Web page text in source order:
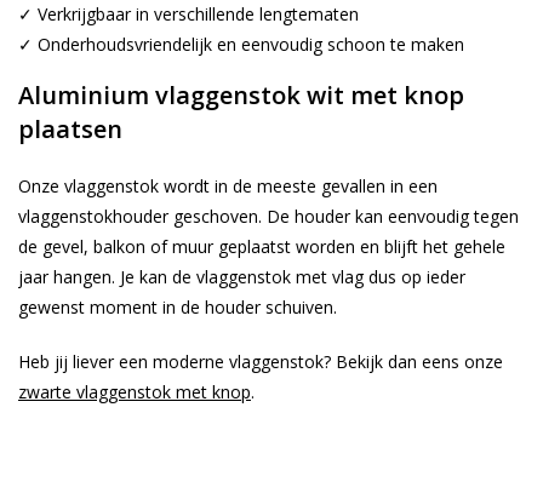
✓ Verkrijgbaar in verschillende lengtematen
✓ Onderhoudsvriendelijk en eenvoudig schoon te maken
Aluminium vlaggenstok wit met knop
plaatsen
Onze vlaggenstok wordt in de meeste gevallen in een
vlaggenstokhouder geschoven. De houder kan eenvoudig tegen
de gevel, balkon of muur geplaatst worden en blijft het gehele
jaar hangen. Je kan de vlaggenstok met vlag dus op ieder
gewenst moment in de houder schuiven.
Heb jij liever een moderne vlaggenstok? Bekijk dan eens onze
zwarte vlaggenstok met knop.